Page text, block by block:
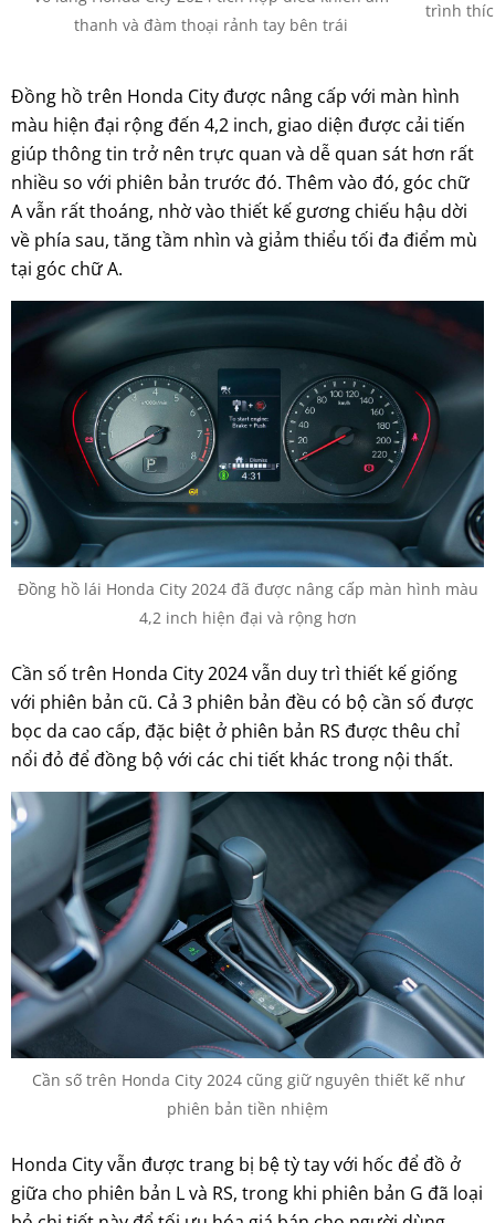
thanh và đàm thoại rảnh tay bên trái
trình
Đồng hồ trên Honda City được nâng cấp với màn hình
màu hiện đại rộng đến 4,2 inch, giao diện được cải tiến
giúp thông tin trở nên trực quan và dễ quan sát hơn rất
nhiều so với phiên bản trước đó. Thêm vào đó, góc chữ
A vẫn rất thoáng, nhờ vào thiết kế gương chiếu hậu dời
về phía sau, tăng tầm nhìn và giảm thiểu tối đa điểm mù
tại góc chữ A.
Đồng hồ lái Honda City 2024 đã được nâng cấp màn hình màu
4,2 inch hiện đại và rộng hơn
Cần số trên Honda City 2024 vẫn duy trì thiết kế giống
với phiên bản cũ. Cả 3 phiên bản đều có bộ cần số được
bọc da cao cấp, đặc biệt ở phiên bản RS được thêu chỉ
nổi đỏ để đồng bộ với các chi tiết khác trong nội thất.
Cần số trên Honda City 2024 cũng giữ nguyên thiết kế như
phiên bản tiền nhiệm
Honda City vẫn được trang bị bệ tỳ tay với hốc để đồ ở
giữa cho phiên bản L và RS, trong khi phiên bản G đã loại